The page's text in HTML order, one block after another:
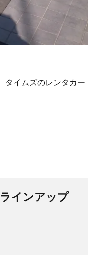
タイムズのレンタカー
インアップ